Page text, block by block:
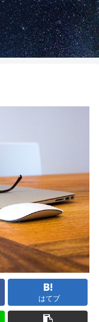
はてブ